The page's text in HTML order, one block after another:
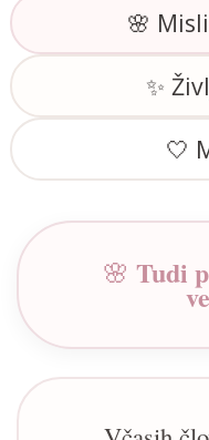
🌸
✨
🤍
🌸 Tudi